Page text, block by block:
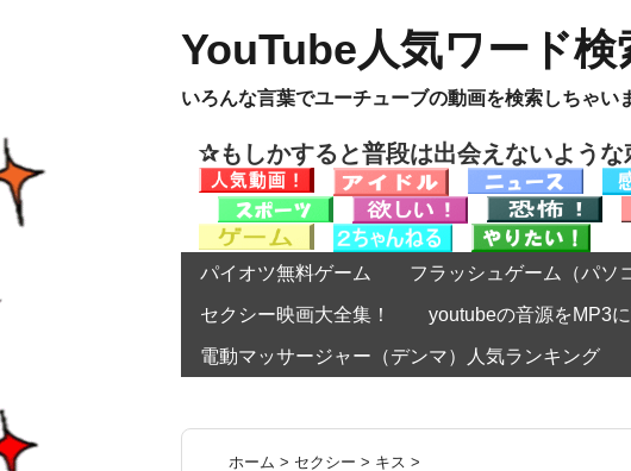
YouTube人気ワード検
いろんな言葉でユーチューブの動画を検索しちゃい
✰もしかすると普段は出会えないよう
パイオツ無料ゲーム フラッシュゲーム（パソ
セクシー映画大全集！ youtubeの音源をMP3
電動マッサージャー（デンマ）人気ランキング
ホーム > セクシー > キス >